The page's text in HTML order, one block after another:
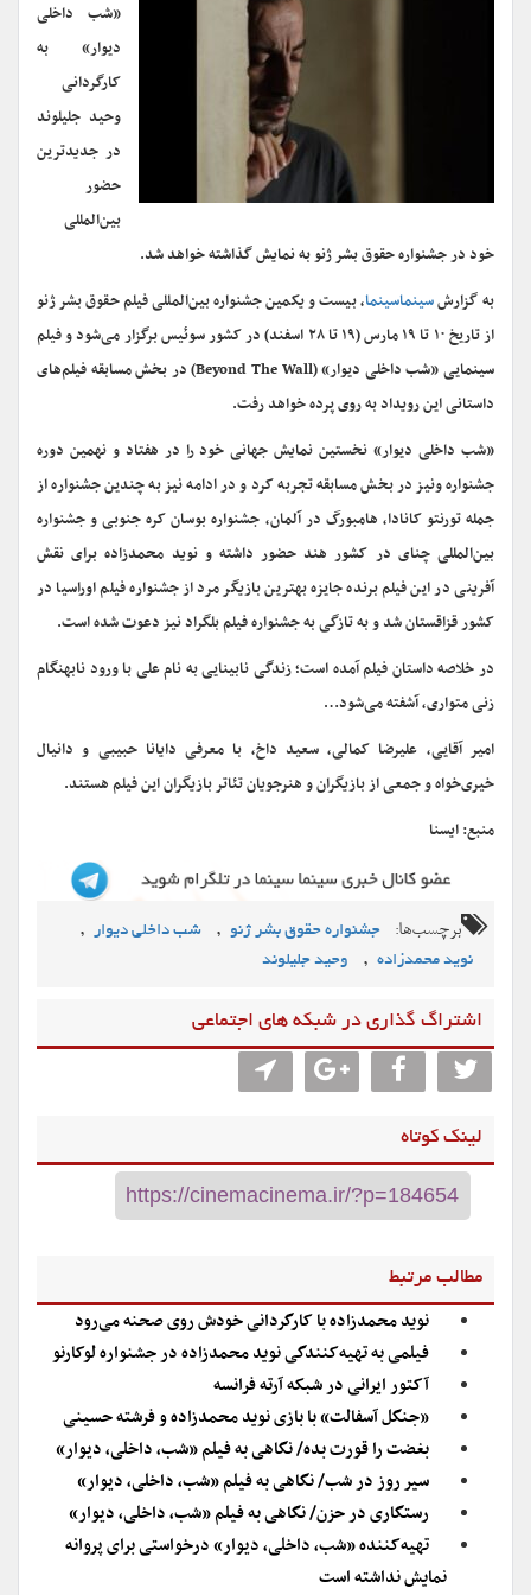
«شب داخلی
دیوار» به
کارگردانی
وحید جلیلوند
در جدیدترین
حضور
بین‌المللی
خود در جشنواره حقوق بشر ژنو به نمایش گذاشته خواهد شد.
به گزارشسینماسینما، بیست و یکمین جشنواره بین‌المللی فیلم حقوق بشر ژنو
از تاریخ ۱۰ تا ۱۹ مارس (۱۹ تا ۲۸ اسفند) در کشور سوئیس برگزار می‌شود و فیلم
سینمایی «شب داخلی دیوار» (Beyond The Wall) در بخش مسابقه فیلم‌های
داستانی این رویداد به روی پرده خواهد رفت.
«شب داخلی دیوار» نخستین نمایش جهانی خود را در هفتاد و نهمین دوره
جشنواره ونیز در بخش مسابقه تجربه کرد و در ادامه نیز به چندین جشنواره از
جمله تورنتو کانادا، هامبورگ در آلمان، جشنواره بوسان کره جنوبی و جشنواره
بین‌المللی چنای در کشور هند حضور داشته و نوید محمدزاده برای نقش‌
آفرینی در این فیلم برنده جایزه بهترین بازیگر مرد از جشنواره فیلم اوراسیا در
کشور قزاقستان شد و به تازگی به جشنواره فیلم بلگراد نیز دعوت شده است.
در خلاصه داستان فیلم آمده است؛ زندگی نابینایی به نام علی با ورود نابهنگام
زنی متواری، آشفته می‌شود…
امیر آقایی، علیرضا کمالی، سعید داخ، با معرفی دایانا حبیبی و دانیال
خیری‌خواه و جمعی از بازیگران و هنرجویان تئاتر بازیگران این فیلم هستند.
منبع: ایسنا
برچسب‌ها: جشنواره حقوق بشر ژنو , شب داخلی دیوار ,
نوید محمدزاده , وحید جلیلوند
اشتراگ گذاری در شبکه های اجتماعی
لینک کوتاه
مطالب مرتبط
نوید محمدزاده با کارگردانی خودش روی صحنه می‌رود
فیلمی به تهیه‌کنندگی نوید محمدزاده در جشنواره لوکارنو
آکتور ایرانی در شبکه آرته فرانسه
«جنگل آسفالت» با بازی نوید محمدزاده و فرشته حسینی
بغضت را قورت بده/ نگاهی به فیلم «شب، داخلی، دیوار»
سیر روز در شب/ نگاهی به فیلم «شب، داخلی، دیوار»
رستگاری در حزن/ نگاهی به فیلم «شب، داخلی، دیوار»
تهیه‌کننده «شب، داخلی، دیوار» درخواستی برای پروانه
نمایش نداشته است